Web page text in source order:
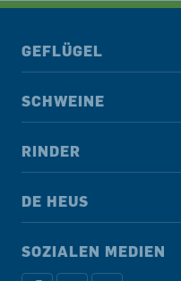
GEFLÜGEL
SCHWEINE
RINDER
DE HEUS
SOZIALEN MEDIEN